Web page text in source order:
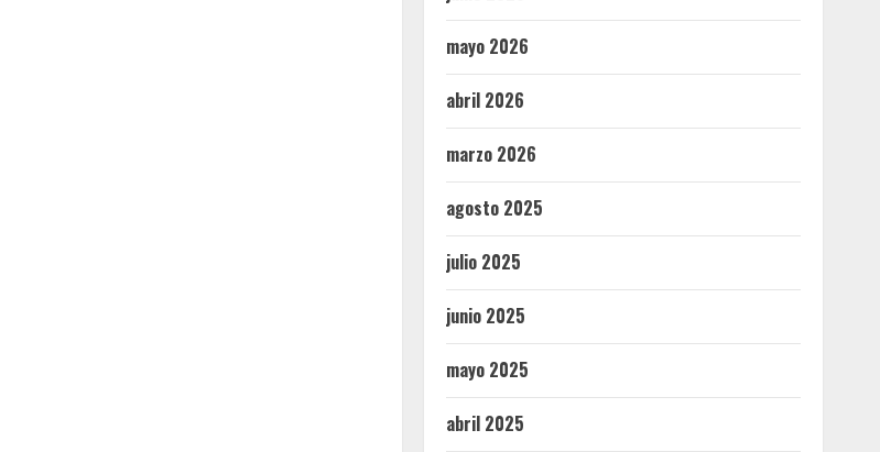
mayo 2026
abril 2026
marzo 2026
agosto 2025
julio 2025
junio 2025
mayo 2025
abril 2025